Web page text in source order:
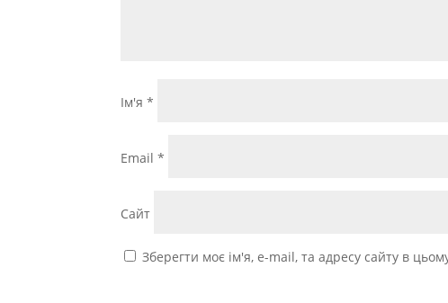
Ім'я*
Email*
Сайт
Зберегти моє ім'я, e-mail, та адресу сайту в